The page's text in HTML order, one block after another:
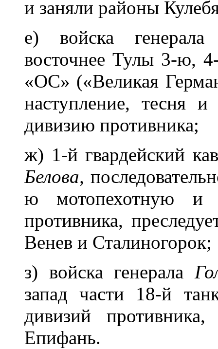
и заняли районы
е) войска
восточнее Тулы 3-ю,
«ОС» («Великая
наступление, тесня
дивизию противника;
ж) 1-й гвардейский
Белова,
ю мотопехотную и
противника,
Венев и Сталиногорок;
з) войска генерала
запад части 18-й
дивизий
Епифань.